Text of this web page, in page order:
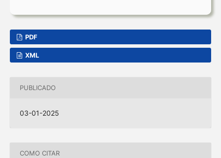
PDF
XML
PUBLICADO
03-01-2025
COMO CITAR